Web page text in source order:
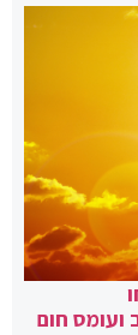
ועומס חום